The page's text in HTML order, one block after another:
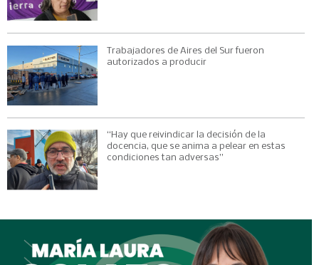
Trabajadores de Aires del Sur fueron
autorizados a producir
“Hay que reivindicar la decisión de la
docencia, que se anima a pelear en estas
condiciones tan adversas”